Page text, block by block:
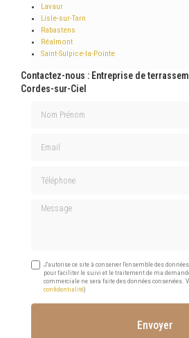
Lavaur
Lisle-sur-Tarn
Rabastens
Réalmont
Saint-Sulpice-la-Pointe
Contactez-nous : Entreprise de
Cordes-sur-Ciel
Message
J'autorise ce site à conserver l'ensemble des
pour faciliter le suivi et le traitement de ma
commerciale ne sera faite des données conservées.
confidentialité)